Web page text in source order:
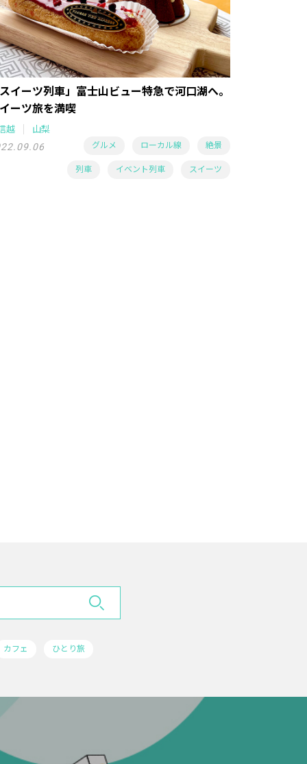
イーツ列車」富士山ビュー特急で河口湖へ。
ーツ旅を満喫
越 山梨
グルメ ローカル線 絶景
列車 イベント列車 スイーツ
カフェ ひとり旅